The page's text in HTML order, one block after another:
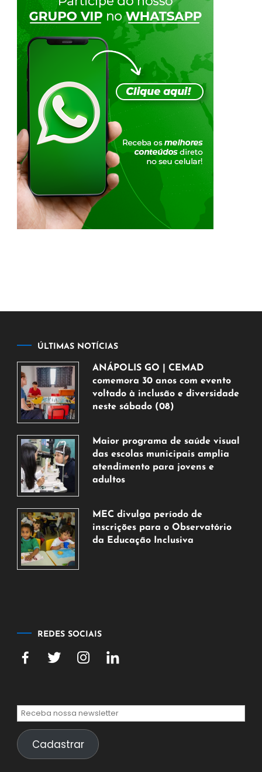
ÚLTIMAS NOTÍCIAS
ANÁPOLIS GO | CEMAD
comemora 30 anos com evento
voltado à inclusão e diversidade
neste sábado (08)
de
agosto
de
2026
Maior programa de saúde visual
das escolas municipais amplia
atendimento para jovens e
adultos
de
agosto
de
MEC divulga período de
inscrições para o Observatório
da Educação Inclusiva
REDES SOCIAIS
Cadastrar